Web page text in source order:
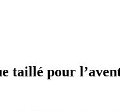
taillé pour